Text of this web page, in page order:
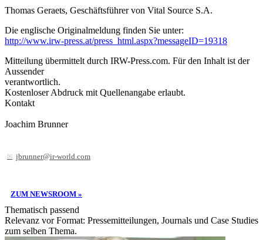
Thomas Geraets, Geschäftsführer von Vital Source S.A.
Die englische Originalmeldung finden Sie unter:
http://www.irw-press.at/press_html.aspx?messageID=19318
Mitteilung übermittelt durch IRW-Press.com. Für den Inhalt ist der
Aussender
verantwortlich.
Kostenloser Abdruck mit Quellenangabe erlaubt.
Kontakt
Joachim Brunner
jbrunner@ir-world.com
ZUM NEWSROOM »
Thematisch passend
Relevanz vor Format: Pressemitteilungen, Journals und Case Studies
zum selben Thema.